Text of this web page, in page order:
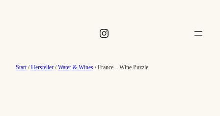
Instagram
Start/Hersteller /Water & Wines / France – Wine Puzzle